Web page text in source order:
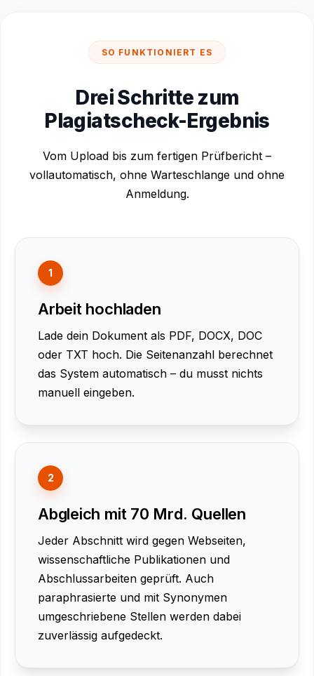
SO FUNKTIONIERT ES
Drei Schritte zum
Plagiatscheck-Ergebnis
Vom Upload bis zum fertigen Prüfbericht –
vollautomatisch, ohne Warteschlange und ohne
Anmeldung.
1
Arbeit hochladen
Lade dein Dokument als PDF, DOCX, DOC
oder TXT hoch. Die Seitenanzahl berechnet
das System automatisch – du musst nichts
manuell eingeben.
2
Abgleich mit 70 Mrd. Quellen
Jeder Abschnitt wird gegen Webseiten,
wissenschaftliche Publikationen und
Abschlussarbeiten geprüft. Auch
paraphrasierte und mit Synonymen
umgeschriebene Stellen werden dabei
zuverlässig aufgedeckt.